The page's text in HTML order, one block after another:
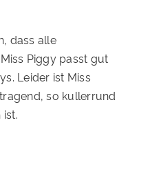
dass alle
Piggy passt gut
Leider ist Miss
so kullerrund